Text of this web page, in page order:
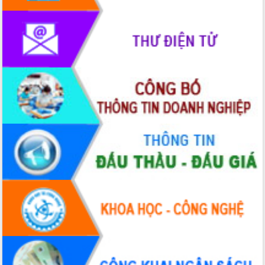
phát triển mới
Thường trực HĐND tỉnh Đắk Lắk gặp
mặt Đoàn chuyên gia y tế TP. Hồ Chí
Lễ truy điệu và an táng hài cốt liệt sĩ
tại Nghĩa trang Liệt sĩ xã Sơn Hòa
Bàn giải pháp tháo gỡ khó khăn trong
xuất khẩu sầu riêng và triển khai quy
định EUDR
Thứ trưởng Bộ Nông nghiệp và Môi
trường Nguyễn Hoàng Hiệp khảo sát
vùng trồng và doanh nghiệp đóng gói
sầu riêng tại Đắk Lắk
Trình diễn nghệ thuật chế biến các
món ăn từ sầu riêng
Đắk Lắk công bố Quy hoạch và xúc
tiến đầu tư tỉnh
Ngành cá ngừ Đắk Lắk chủ động thích
ứng để giữ vững thị trường xuất khẩu
Diễn đàn Kinh tế tư nhân Việt Nam đột